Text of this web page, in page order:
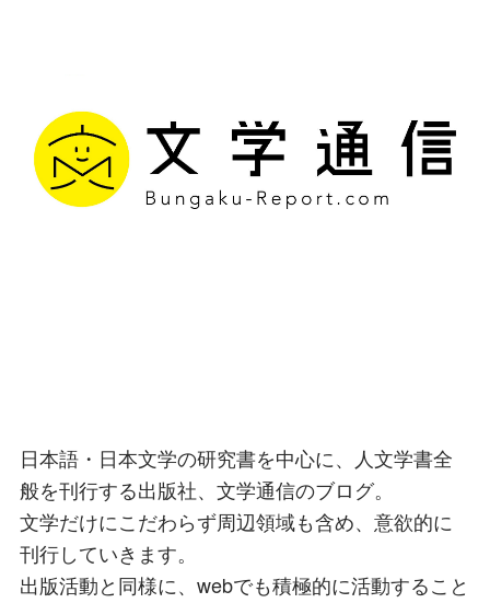
日本語・日本文学の研究書を中心に、人文学書全
般を刊行する出版社、文学通信のブログ。
文学だけにこだわらず周辺領域も含め、意欲的に
刊行していきます。
出版活動と同様に、webでも積極的に活動すること